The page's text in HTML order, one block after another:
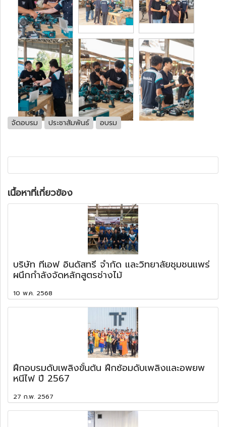
จัดอบรม ประชาสัมพันธ์ อบรม
เนื้อหาที่เกี่ยวข้อง
บริษัท ทีเอฟ อินดัสทรี จำกัด และวิทยาลัยชุมชนแพร่
ผนึกกำลังจัดหลักสูตรช่างไม้
10 พ.ค. 2568
ฝึกอบรมดับเพลิงขั้นต้น ฝึกซ้อมดับเพลิงและอพยพ
หนีไฟ ปี 2567
27 ก.พ. 2567